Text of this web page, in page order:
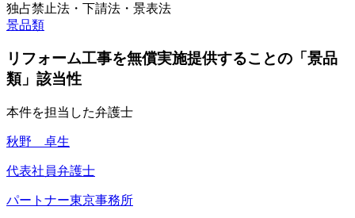
独占禁止法・下請法・景表法
景品類
リフォーム工事を無償実施提供することの「景品
類」該当性
本件を担当した弁護士
秋野 卓生
代表社員弁護士
パートナー東京事務所